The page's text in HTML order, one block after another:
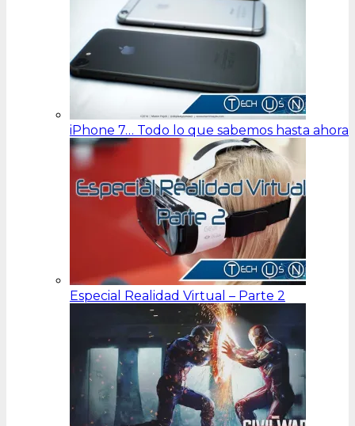
iPhone 7… Todo lo que sabemos hasta ahora
Especial Realidad Virtual – Parte 2